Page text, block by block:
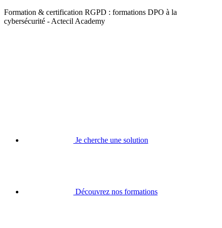
Formation & certification RGPD : formations DPO à la
cybersécurité - Actecil Academy
Je cherche une solution
Découvrez nos formations